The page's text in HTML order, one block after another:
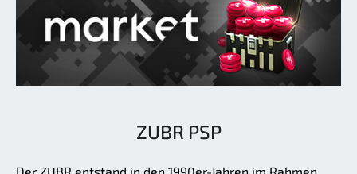
ZUBR PSP